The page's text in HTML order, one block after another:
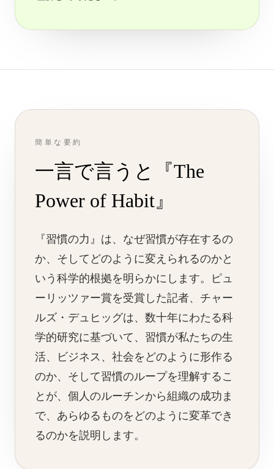
簡単な要約
一言で言うと『The
Power of Habit』
『習慣の力』は、なぜ習慣が存在するの
か、そしてどのように変えられるのかと
いう科学的根拠を明らかにします。ピュ
ーリッツァー賞を受賞した記者、チャー
ルズ・デュヒッグは、数十年にわたる科
学的研究に基づいて、習慣が私たちの生
活、ビジネス、社会をどのように形作る
のか、そして習慣のループを理解するこ
とが、個人のルーチンから組織の成功ま
で、あらゆるものをどのように変革でき
るのかを説明します。